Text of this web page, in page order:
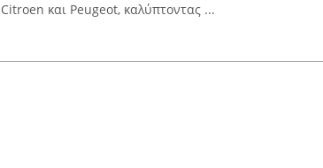
Citroen και Peugeot, καλύπτοντας ...